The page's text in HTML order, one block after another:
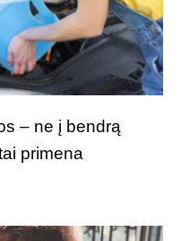
– ne į bendrą
primena